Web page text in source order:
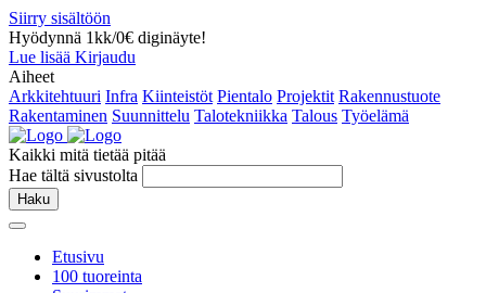
Siirry sisältöön
Hyödynnä 1kk/0€ diginäyte!
Lue lisää Kirjaudu
Aiheet
Arkkitehtuuri Infra Kiinteistöt Pientalo Projektit Rakennustuote
Rakentaminen Suunnittelu Talotekniikka Talous Työelämä
Kaikki mitä tietää pitää
Hae tältä sivustolta
Haku
Etusivu
100 tuoreinta